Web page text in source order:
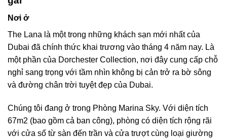
Nơi ở
The Lana là một trong những khách sạn mới nhất của
Dubai đã chính thức khai trương vào tháng 4 năm nay. Là
một phần của Dorchester Collection, nơi đây cung cấp chỗ
nghỉ sang trọng với tầm nhìn không bị cản trở ra bờ sông
và đường chân trời tuyệt đẹp của Dubai.
Chúng tôi đang ở trong Phòng Marina Sky. Với diện tích
67m2 (bao gồm cả ban công), phòng có diện tích rộng rãi
với cửa sổ từ sàn đến trần và cửa trượt cùng loại giường